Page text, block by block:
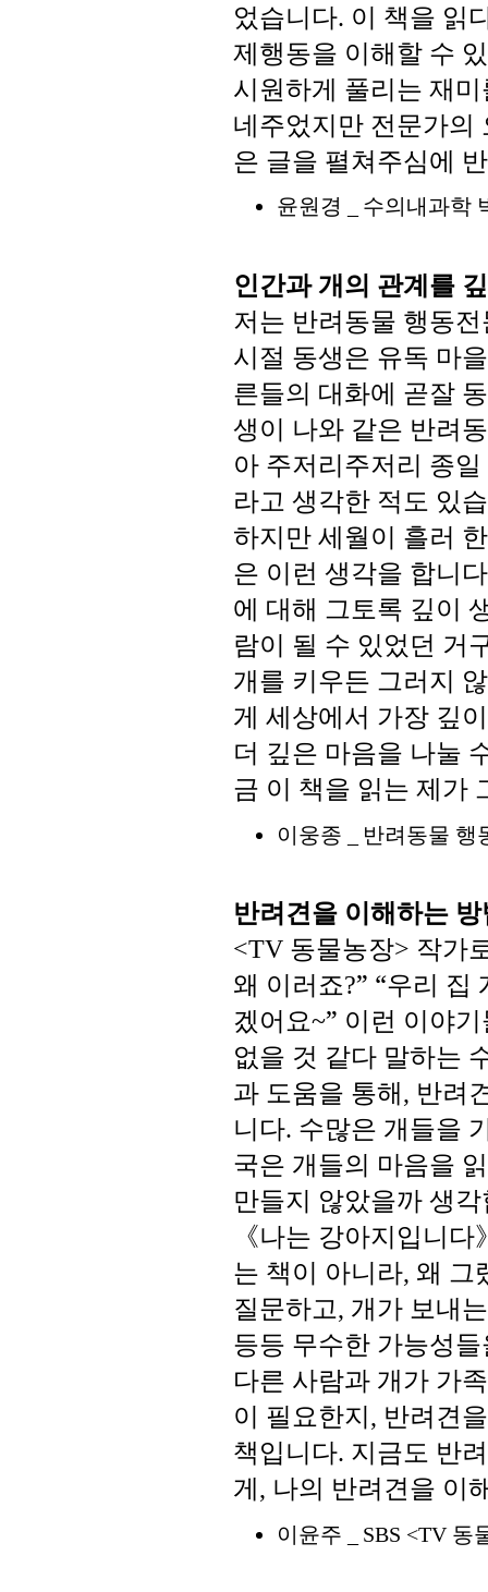
었습니다. 이 책을 읽
제행동을 이해할 수
시원하게 풀리는 재미
네주었지만 전문가의
은 글을 펼쳐주심에
윤원경 수의내과학
인간과 개의 관계를
저는 반려동물 행동
시절 동생은 유독 마을
른들의 대화에 곧잘
생이 나와 같은 반려
아 주저리주저리 종일
라고 생각한 적도 있
하지만세월이 흘러 한
은 이런 생각을 합니다
에 대해 그토록 깊이
람이 될 수 있었던 거
개를 키우든 그러지
게 세상에서 가장 깊이
더 깊은 마음을 나눌
금 이 책을 읽는 제가
이웅종 반려동물 행
반려견을 이해하는
<TV 동물농장> 작가
왜 이러죠?” “우리 집
겠어요~” 이런 이야
없을 것 같다 말하는
과 도움을 통해, 반려
니다. 수많은 개들을
국은 개들의 마음을
만들지 않았을까생
《나는 강아지입니다
는 책이 아니라, 왜 그
질문하고, 개가 보내는
등등 무수한 가능성들
다른 사람과 개가 가
이 필요한지, 반려견을
책입니다. 지금도 반
게, 나의 반려견을 이
이윤주 SBS <TV 동